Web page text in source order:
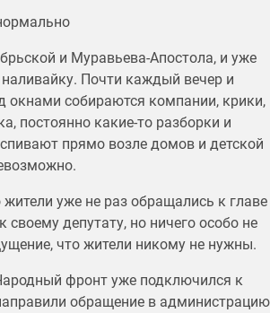
и Муравьева-Апостола, и уже
наливайку. Почти каждый вечер и
окнами собираются компании, крики,
постоянно какие-то разборки и
прямо возле домов и детской
уже не раз обращались к главе
своему депутату, но ничего особо не
что жители никому не нужны.
фронт уже подключился к
обращение в администрацию